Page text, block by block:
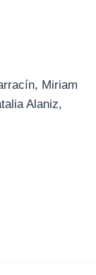
Miriam
Alaniz,